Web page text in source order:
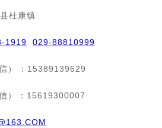
杜康镇
1919 029-88810999
：15389139629
）：15619300007